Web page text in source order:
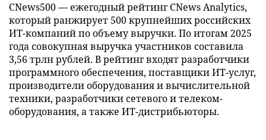
CNews500 — ежегодный рейтинг CNews Analytics,
который ранжирует 500 крупнейших российских
ИТ-компаний по объему выручки. По итогам 2025
года совокупная выручка участников составила
3,56 трлн рублей. В рейтинг входят разработчики
программного обеспечения, поставщики ИТ-услуг,
производители оборудования и вычислительной
техники, разработчики сетевого и телеком-
оборудования, а также ИТ-дистрибьюторы.